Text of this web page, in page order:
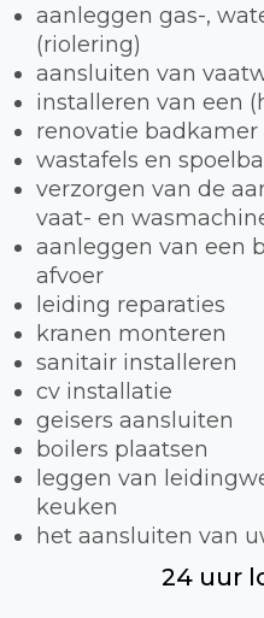
aanleggen gas-,
(riolering)
aansluiten van
installeren van een
renovatie badkamer
wastafels en
verzorgen van de
vaat- en
aanleggen van een
afvoer
leiding reparaties
kranen monteren
sanitair installeren
cv installatie
geisers aansluiten
boilers plaatsen
leggen van
keuken
het aansluiten van
24 uur